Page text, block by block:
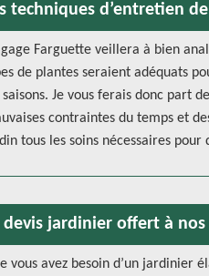
techniques d’entretien
Farguette veillera à bien
de plantes seraient adéquats
saisons. Je vous ferais donc part
contraintes du temps et
tous les soins nécessaires
devis jardinier offert à
vous avez besoin d’un jardinier